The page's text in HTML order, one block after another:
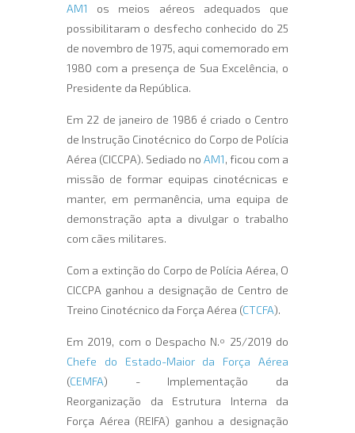
AM1
os meios aéreos adequados que
possibilitaram o desfecho conhecido do 25
de novembro de 1975, aqui comemorado em
1980 com a presença de Sua Excelência, o
Presidente da República.
Em 22 de janeiro de 1986 é criado o Centro
de Instrução Cinotécnico do Corpo de Polícia
Aérea (CICCPA). Sediado no AM1, ficou com a
missão de formar equipas cinotécnicas e
manter, em permanência, uma equipa de
demonstração apta a divulgar o trabalho
com cães militares.
Com a extinção do Corpo de Polícia Aérea, O
CICCPA ganhou a designação de Centro de
Treino Cinotécnico da Força Aérea (CTCFA).
Em 2019, com o Despacho N.º 25/2019 do
Chefe do Estado-Maior da Força Aérea
(CEMFA) - Implementação da
Reorganização da Estrutura Interna da
Força Aérea (REIFA) ganhou a designação